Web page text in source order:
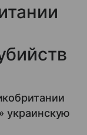
украинскую